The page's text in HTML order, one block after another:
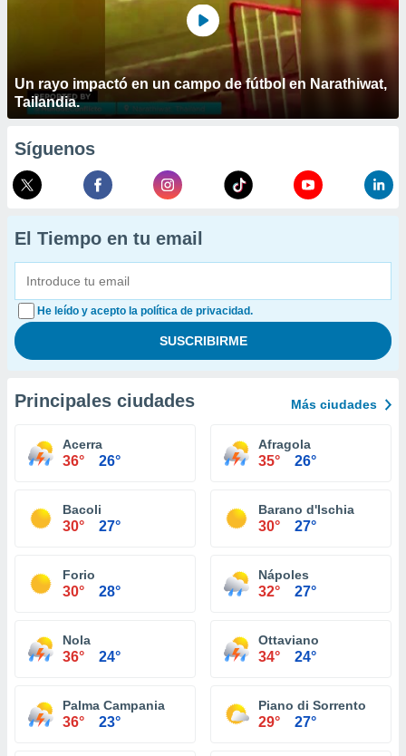
Un rayo impactó en un campo de fútbol en Narathiwat,
Tailandia.
Síguenos
El Tiempo en tu email
He leído y acepto la política de privacidad.
Principales ciudades Más ciudades
Acerra
36° 26°
Afragola
35° 26°
Bacoli
30° 27°
Barano d'Ischia
30° 27°
Forio
30° 28°
Nápoles
32° 27°
Nola
36° 24°
Ottaviano
34° 24°
Palma Campania
36° 23°
Piano di Sorrento
29° 27°